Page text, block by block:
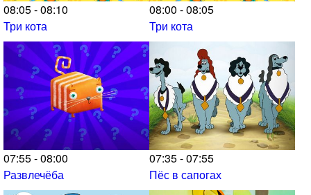
08:05 - 08:10
Три кота
08:00 - 08:05
Три кота
07:55 - 08:00
Развлечёба
07:35 - 07:55
Пёс в сапогах